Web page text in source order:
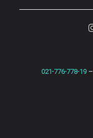
–
021-776-778-19